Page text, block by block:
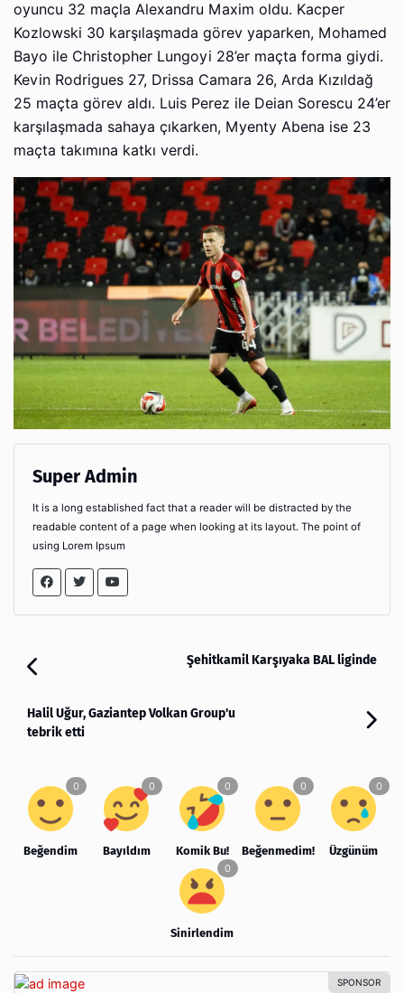
oyuncu 32 maçla Alexandru Maxim oldu. Kacper
Kozlowski 30 karşılaşmada görev yaparken, Mohamed
Bayo ile Christopher Lungoyi 28’er maçta forma giydi.
Kevin Rodrigues 27, Drissa Camara 26, Arda Kızıldağ
25 maçta görev aldı. Luis Perez ile Deian Sorescu 24’er
karşılaşmada sahaya çıkarken, Myenty Abena ise 23
maçta takımına katkı verdi.
Super Admin
It is a long established fact that a reader will be distracted by the
readable content of a page when looking at its layout. The point of
using Lorem Ipsum
Şehitkamil Karşıyaka BAL liginde
Halil Uğur, Gaziantep Volkan Group'u
tebrik etti
Beğendim Bayıldım Komik Bu! Beğenmedim! Üzgünüm
Sinirlendim